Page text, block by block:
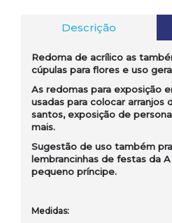
Descrição
Redoma de acrílico as
cúpulas para flores e uso
As redomas para exposição
usadas para colocar arranjos
santos, exposição de
mais.
Sugestão de uso também
lembrancinhas de festas da
pequeno príncipe.
Medidas: